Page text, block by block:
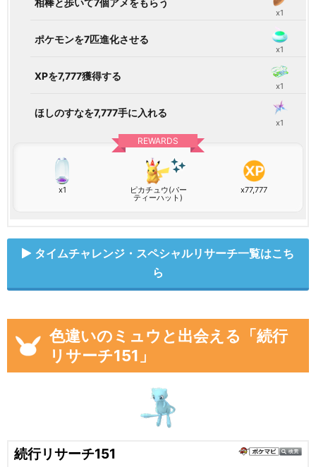
相棒と歩いて7個アメをもらう
x1
ポケモンを7匹進化させる
x1
XPを7,777獲得する
x1
ほしのすなを7,777手に入れる
x1
REWARDS
x1 ピカチュウ(パー
ティーハット)
x77,777
タイムチャレンジ・スペシャルリサーチ一覧はこち
ら
色違いのミュウと出会える「続行
リサーチ151」
続行リサーチ151